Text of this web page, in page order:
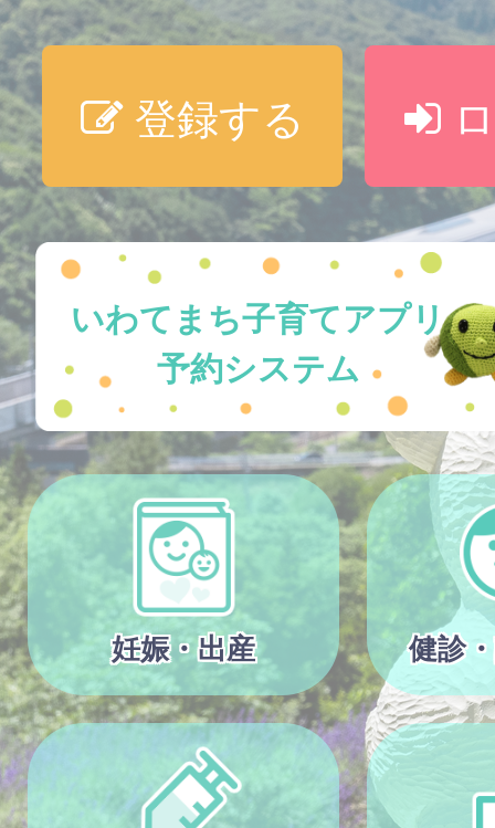
登録する
いわてまち子育てアプリ
予約システム
妊娠・出産 健診